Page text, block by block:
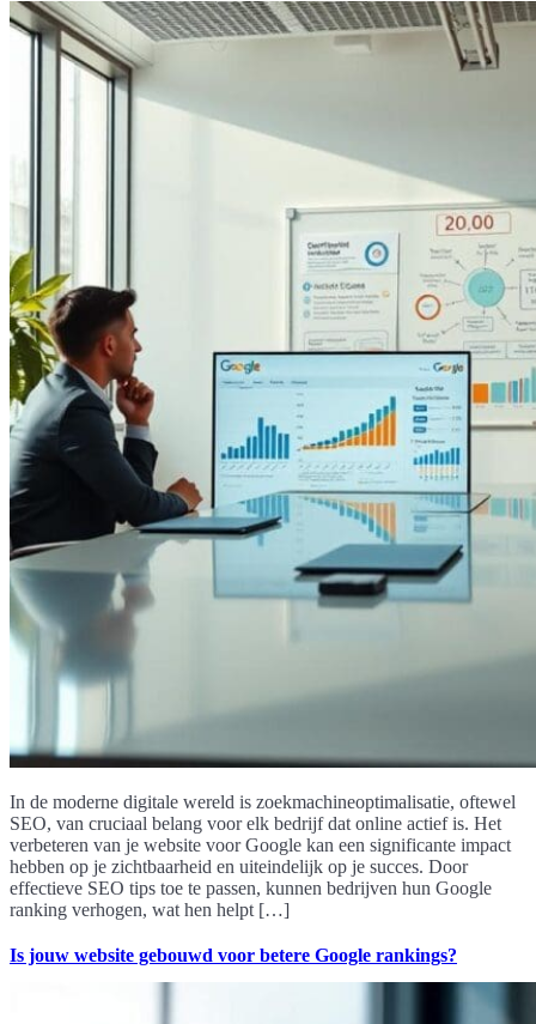
In de moderne digitale wereld is zoekmachineoptimalisatie, oftewel
SEO, van cruciaal belang voor elk bedrijf dat online actief is. Het
verbeteren van je website voor Google kan een significante impact
hebben op je zichtbaarheid en uiteindelijk op je succes. Door
effectieve SEO tips toe te passen, kunnen bedrijven hun Google
ranking verhogen, wat hen helpt […]
Is jouw website gebouwd voor betere Google rankings?